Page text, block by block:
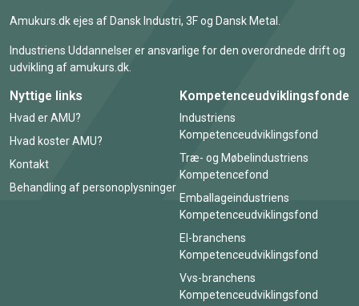
Amukurs.dk ejes af Dansk Industri, 3F og Dansk Metal.
Industriens Uddannelser er ansvarlige for den overordnede drift og
udvikling af amukurs.dk.
Nyttige links
Hvad er AMU?
Hvad koster AMU?
Kontakt
Behandling af personoplysninger
Kompetenceudviklingsfonde
Industriens
Kompetenceudviklingsfond
Træ- og Møbelindustriens
Kompetencefond
Emballageindustriens
Kompetenceudviklingsfond
El-branchens
Kompetenceudviklingsfond
Vvs-branchens
Kompetenceudviklingsfond